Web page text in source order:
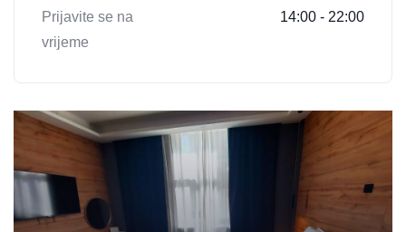
Prijavite se na
vrijeme
14:00 - 22:00